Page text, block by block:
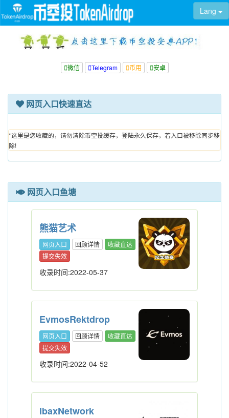
Lang
微信 Telegram 币用 安卓
网页入口快速直达
*这里是您收藏的，请勿清除币空投缓存，登陆永久保存，若入口被移除同步移
除!
网页入口鱼塘
熊猫艺术
网页入口 回顾详情
收藏直达
提交失效
收录时间:2022-05-37
EvmosRektdrop
网页入口 回顾详情
收藏直达
提交失效
收录时间:2022-04-52
IbaxNetwork